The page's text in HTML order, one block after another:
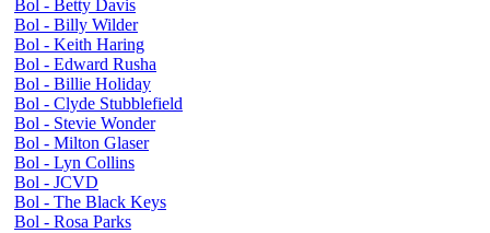
Bol - Betty Davis
Bol - Billy Wilder
Bol - Keith Haring
Bol - Edward Rusha
Bol - Billie Holiday
Bol - Clyde Stubblefield
Bol - Stevie Wonder
Bol - Milton Glaser
Bol - Lyn Collins
Bol - JCVD
Bol - The Black Keys
Bol - Rosa Parks